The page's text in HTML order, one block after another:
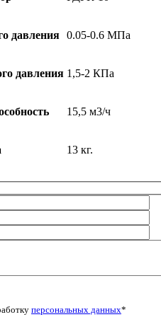
давления 0.05-0.6 МПа
давления 1,5-2 КПа
15,5 м3/ч
13 кг.
персональных данных*